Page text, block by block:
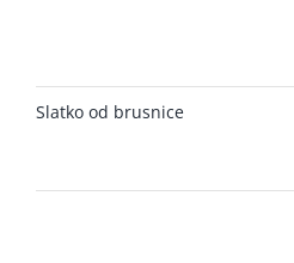
Slatko od brusnice